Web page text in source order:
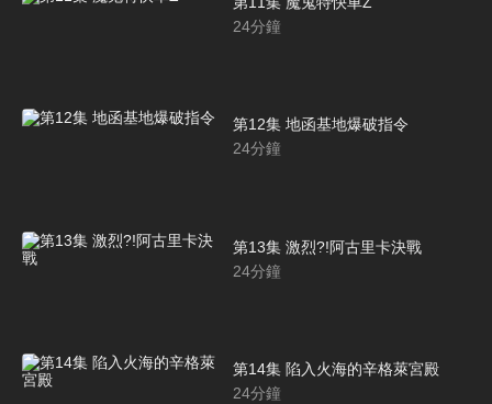
24分鐘
第12集 地函基地爆破指令
24分鐘
第13集 激烈?!阿古里卡決戰
24分鐘
第14集 陷入火海的辛格萊宮殿
24分鐘